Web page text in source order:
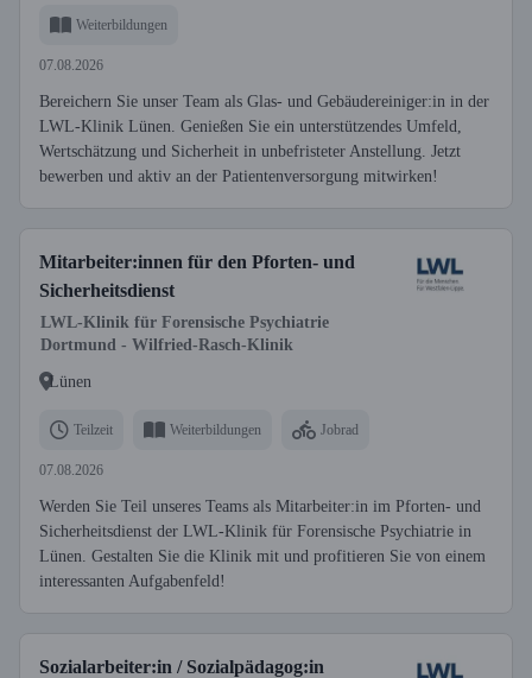
Weiterbildungen
07.08.2026
Bereichern Sie unser Team als Glas- und Gebäudereiniger:in in der
LWL-Klinik Lünen. Genießen Sie ein unterstützendes Umfeld,
Wertschätzung und Sicherheit in unbefristeter Anstellung. Jetzt
bewerben und aktiv an der Patientenversorgung mitwirken!
Mitarbeiter:innen für den Pforten- und
Sicherheitsdienst
LWL-Klinik für Forensische Psychiatrie
Dortmund - Wilfried-Rasch-Klinik
Lünen
Teilzeit Weiterbildungen Jobrad
07.08.2026
Werden Sie Teil unseres Teams als Mitarbeiter:in im Pforten- und
Sicherheitsdienst der LWL-Klinik für Forensische Psychiatrie in
Lünen. Gestalten Sie die Klinik mit und profitieren Sie von einem
interessanten Aufgabenfeld!
Sozialarbeiter:in / Sozialpädagog:in